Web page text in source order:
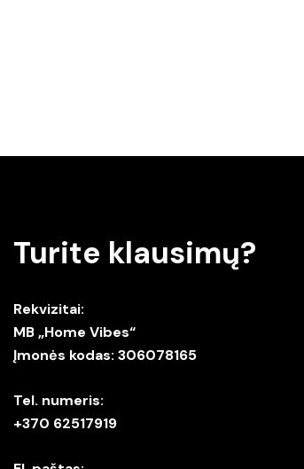
Turite klausimų?
Rekvizitai:
MB „Home Vibes“
Įmonės kodas: 306078165
Tel. numeris:
+370 62517919